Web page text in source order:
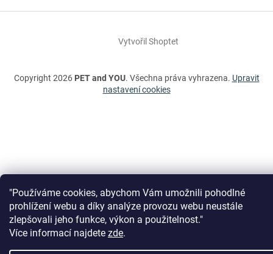
"Používáme cookies, abychom Vám umožnili pohodlné
prohlížení webu a díky analýze provozu webu neustále
zlepšovali jeho funkce, výkon a použitelnost."
Více informací najdete zde.
Vytvořil Shoptet
Copyright 2026 PET and YOU. Všechna práva vyhrazena. Upravit
nastavení cookies